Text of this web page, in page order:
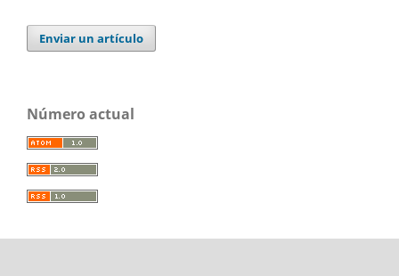
Enviar un artículo
Número actual